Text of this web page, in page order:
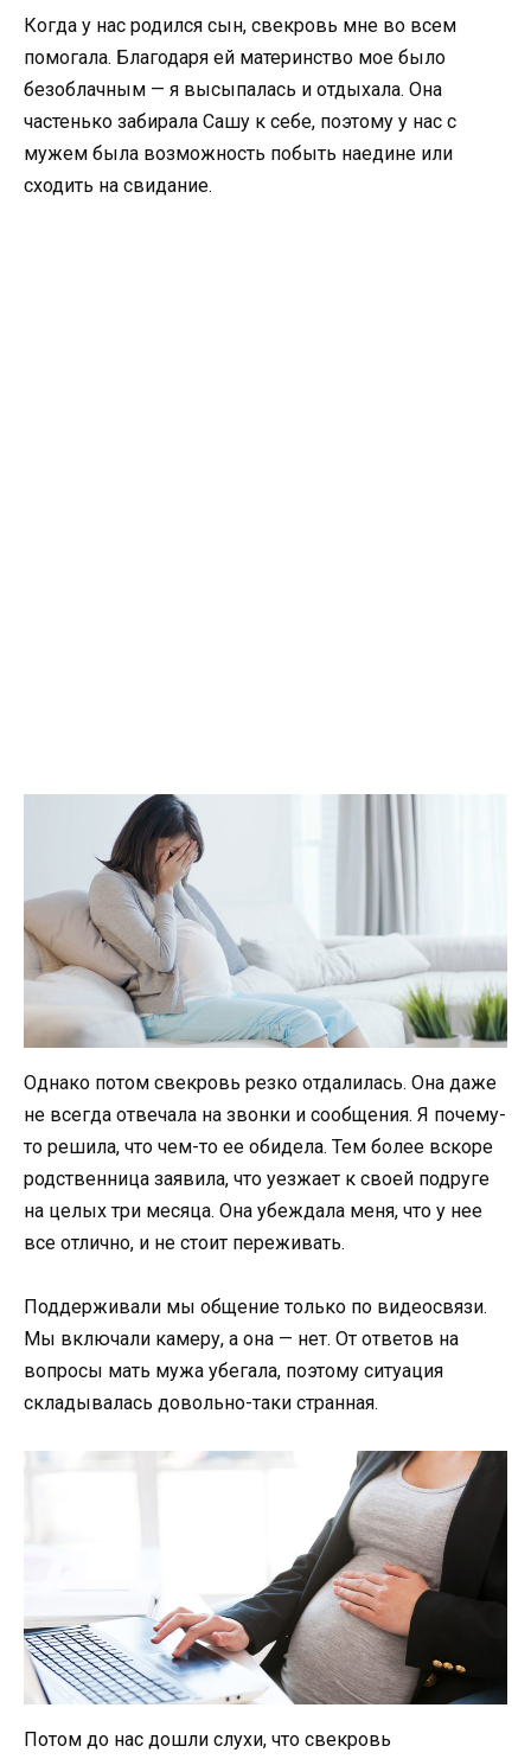
Когда у нас родился сын, свекровь мне во всем
помогала. Благодаря ей материнство мое было
безоблачным — я высыпалась и отдыхала. Она
частенько забирала Сашу к себе, поэтому у нас с
мужем была возможность побыть наедине или
сходить на свидание.
Однако потом свекровь резко отдалилась. Она даже
не всегда отвечала на звонки и сообщения. Я почему-
то решила, что чем-то ее обидела. Тем более вскоре
родственница заявила, что уезжает к своей подруге
на целых три месяца. Она убеждала меня, что у нее
все отлично, и не стоит переживать.
Поддерживали мы общение только по видеосвязи.
Мы включали камеру, а она — нет. От ответов на
вопросы мать мужа убегала, поэтому ситуация
складывалась довольно-таки странная.
Потом до нас дошли слухи, что свекровь